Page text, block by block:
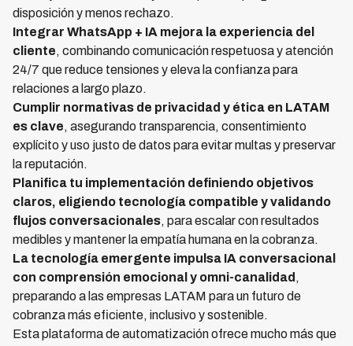
disposición y menos rechazo.
Integrar WhatsApp + IA mejora la experiencia del
cliente, combinando comunicación respetuosa y atención
24/7 que reduce tensiones y eleva la confianza para
relaciones a largo plazo.
Cumplir normativas de privacidad y ética en LATAM
es clave, asegurando transparencia, consentimiento
explícito y uso justo de datos para evitar multas y preservar
la reputación.
Planifica tu implementación definiendo objetivos
claros, eligiendo tecnología compatible y validando
flujos conversacionales, para escalar con resultados
medibles y mantener la empatía humana en la cobranza.
La tecnología emergente impulsa IA conversacional
con comprensión emocional y omni-canalidad ,
preparando a las empresas LATAM para un futuro de
cobranza más eficiente, inclusivo y sostenible.
Esta plataforma de automatización ofrece mucho más que